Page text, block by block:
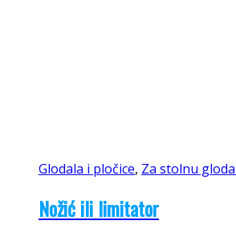
Glodala i pločice, Za stolnu
Nožić ili limitator